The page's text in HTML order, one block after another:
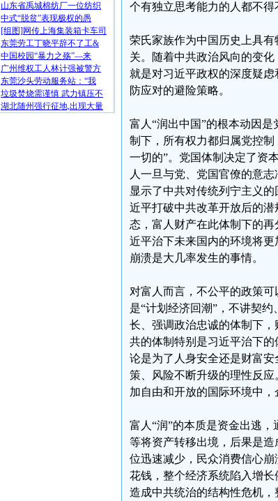
山东省禹城棉纺厂一位纺织
中式“脱贫”表现极权的愚
[组图]网传上海集装箱卡车司
东莞劳工丁晓平辞不了工&
中国校园“暴力之殇”—来
广州维权工人林计强被警方
东莞沙头劳动服务站：“我
垃圾焚烧需谨慎 武力镇压不
湖北随州强行征地,出现大量
个有独立思考能力的人都不得
荣氏家族作为中国历史上具
关。随着中共政治风向的变
就是对习近平政权的深度疑
防应对的避险策略。
富人“润出中国”的根本动因
制下，所有权力都归属党控
一切的”。党国体制决定了资
人一旦与党、党国官僚的意
显示了中共对传统列宁主义
近平打破中共改革开放后的
态，富人财产在此体制下的
近平治下未来国内的环境将
崩溃是大几率发生的事情。
对富人而言，不公平的政策
是“计划经济回潮”，不讲契
长、强调政治忠诚的体制下
共的体制特别是习近平治下
论是为了人身安全还是财富
策、风险不断升级的理性反
加自由和开放的国际环境中，
富人“润”的本质是资金出逃
等将资产转移出境，后果是
位迅速减少，民众消费信心
花钱，整个经济系统陷入增
造成中共统治的结构性危机